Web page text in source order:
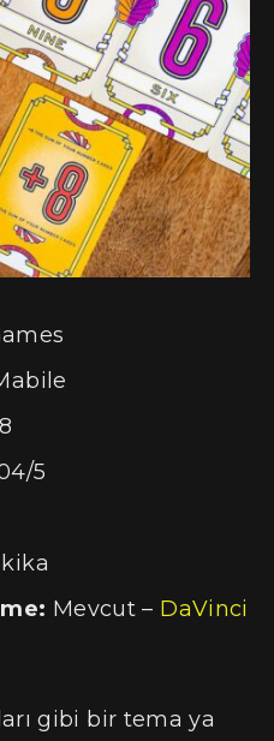
5
Mevcut – DaVinci
gibi bir tema ya